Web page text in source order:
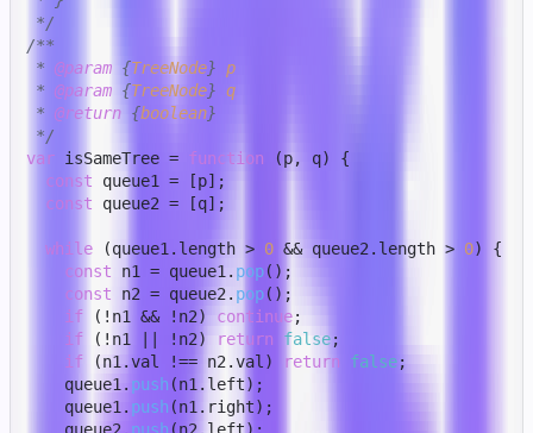
*/
/**
* @param {TreeNode} p
* @param {TreeNode} q
* @return {boolean}
*/
var isSameTree = function (p, q) {
const queue1 = [p];
const queue2 = [q];
while (queue1. length > 0 && queue2. length > 0) {
const n1 = queue1. pop();
const n2 = queue2. pop();
if (!n1 && !n2) continue;
if (!n1 || !n2) return false;
if (n1.val !== n2.val ) return false;
    queue1.
push (n1. left);
    queue1.
push (n1. right);